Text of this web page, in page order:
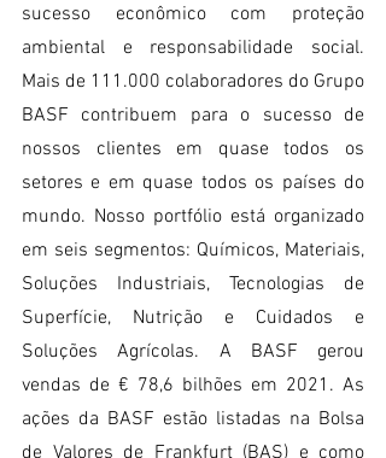
sucesso econômico com proteção
ambiental e responsabilidade social.
Mais de 111.000 colaboradores do Grupo
BASF contribuem para o sucesso de
nossos clientes em quase todos os
setores e em quase todos os países do
mundo. Nosso portfólio está organizado
em seis segmentos: Químicos, Materiais,
Soluções Industriais, Tecnologias de
Superfície, Nutrição e Cuidados e
Soluções Agrícolas. A BASF gerou
vendas de € 78,6 bilhões em 2021. As
ações da BASF estão listadas na Bolsa
de Valores de Frankfurt (BAS) e como